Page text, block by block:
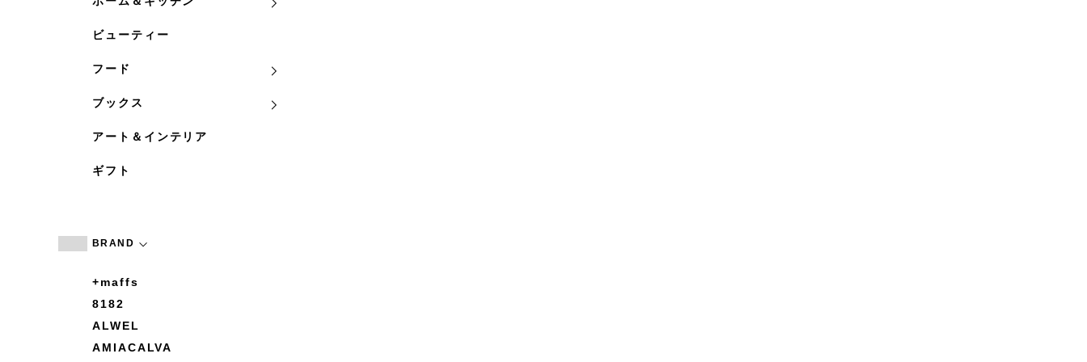
ビューティー
フード
ブックス
アート＆インテリア
ギフト
BRAND
+maffs
8182
ALWEL
AMIACALVA